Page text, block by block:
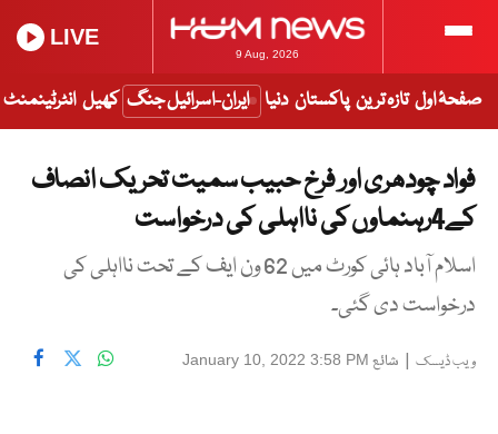
9 Aug, 2026
LIVE
صفحۂ اول تازہ ترین پاکستان دنیا ایران-اسرائیل جنگ کھیل انٹرٹینمنٹ
فواد چودھری اور فرخ حبیب سمیت تحریک انصاف
کے4رہنماوں کی نااہلی کی درخواست
اسلام آباد ہائی کورٹ میں 62 ون ایف کے تحت نااہلی کی
درخواست دی گئی۔
ویب ڈیسک | شائع January 10, 2022 3:58 PM